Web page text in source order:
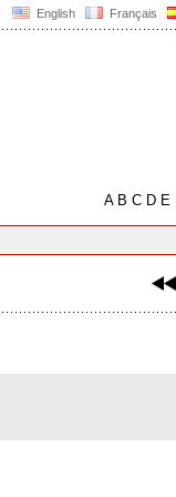
English Français
AB C D E